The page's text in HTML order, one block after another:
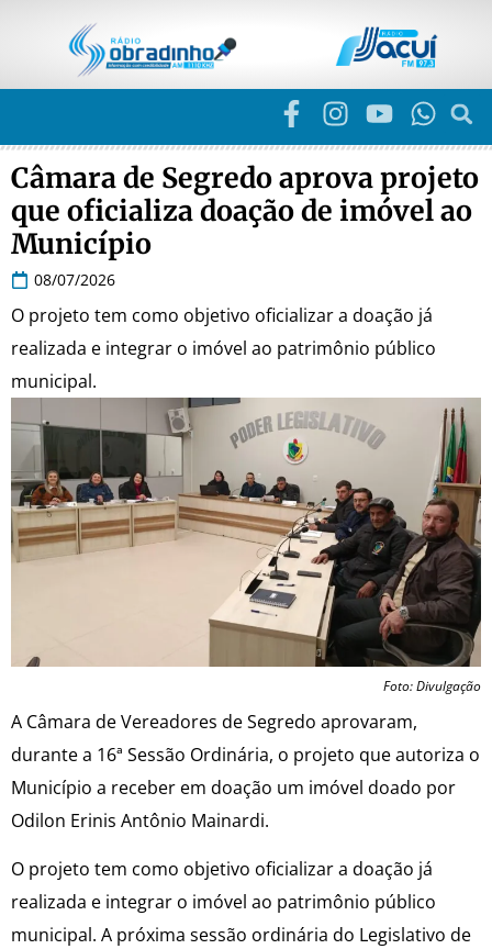
Câmara de Segredo aprova projeto
que oficializa doação de imóvel ao
Município
08/07/2026
O projeto tem como objetivo oficializar a doação já
realizada e integrar o imóvel ao patrimônio público
municipal.
Foto: Divulgação
A Câmara de Vereadores de Segredo aprovaram,
durante a 16ª Sessão Ordinária, o projeto que autoriza o
Município a receber em doação um imóvel doado por
Odilon Erinis Antônio Mainardi.
O projeto tem como objetivo oficializar a doação já
realizada e integrar o imóvel ao patrimônio público
municipal. A próxima sessão ordinária do Legislativo de